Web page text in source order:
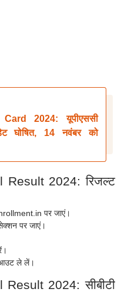
2024: यूपीएससी
घोषित, 14 नवंबर को
2024: रिजल्ट
पर जाएं।
पर जाएं।
ले लें।
2024: सीबीटी